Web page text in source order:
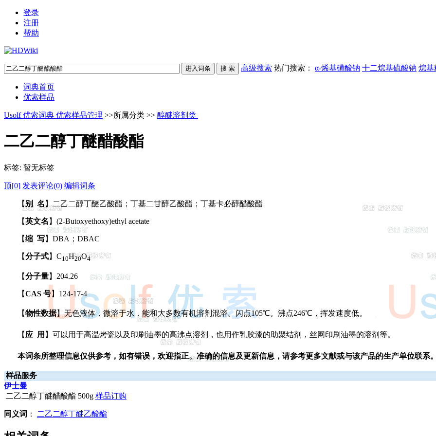
登录
注册
帮助
高级搜索 热门搜索： α-烯基磺酸钠 十二烷基硫酸钠 烷基
词典首页
优索样品
Usolf 优索词典 优索样品管理 >>所属分类 >> 醇醚溶剂类
二乙二醇丁醚醋酸酯
标签: 暂无标签
顶[0] 发表评论(0) 编辑词条
【别 名】二乙二醇丁醚乙酸酯；丁基二甘醇乙酸酯；丁基卡必醇醋酸酯
【英文名 】(2-Butoxyethoxy)ethyl acetate
【缩 写】DBA；DBAC
【分子式】C10H20O4
【分子量】204.26
【CAS 号】124-17-4
【物性数据】无色液体，微溶于水，能和大多数有机溶剂混溶。闪点105℃。沸点246℃，挥发速度低。
【 应 用 】可以用于高温烤瓷以及印刷油墨的高沸点溶剂，也用作乳胶漆的助聚结剂，丝网印刷油墨的溶剂等。
本词条所整理信息仅供参考，如有错误，欢迎指正。准确的信息及更新信息，请参考更多文献或与该产品的生产单位联系
样品服务
伊士曼
二乙二醇丁醚醋酸酯 500g 样品订购
同义词 ： 二乙二醇丁醚乙酸酯